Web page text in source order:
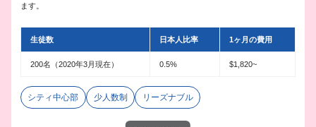
ます。
生徒数 日本人比率 1ヶ月の費用
200名（2020年3月現在） 0.5% $1,820~
シティ中心部 少人数制 リーズナブル